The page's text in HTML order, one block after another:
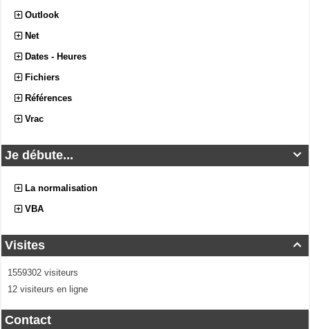
Outlook
Net
Dates - Heures
Fichiers
Références
Vrac

Je débute...
La normalisation
VBA

Visites
1559302 visiteurs
12 visiteurs en ligne
Contact